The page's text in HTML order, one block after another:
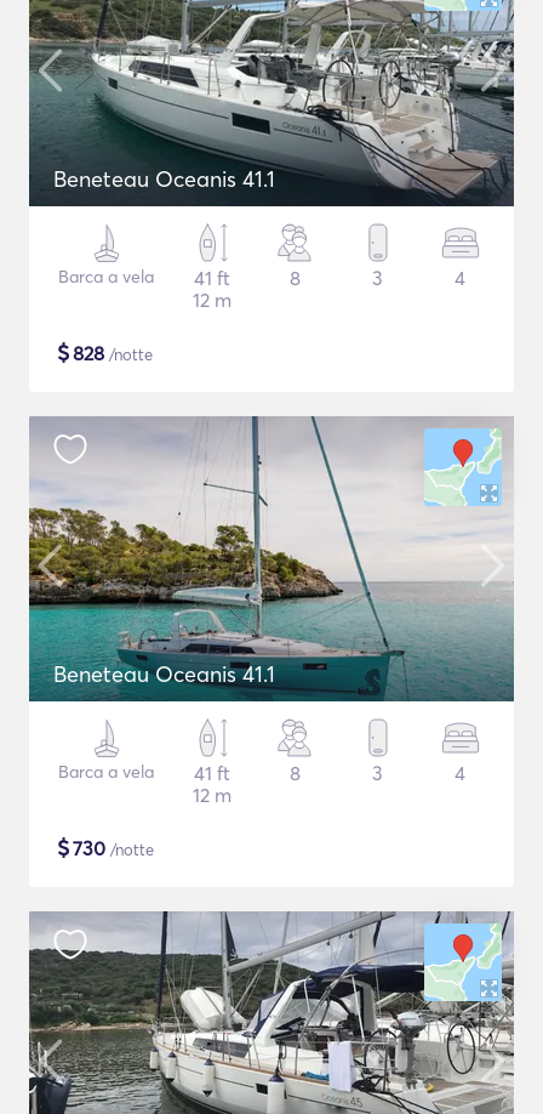
Beneteau Oceanis 41.1
Barca a vela
41 ft
12 m
8 3 4
$828 /notte
Beneteau Oceanis 41.1
Barca a vela
41 ft
12 m
8 3 4
$730 /notte